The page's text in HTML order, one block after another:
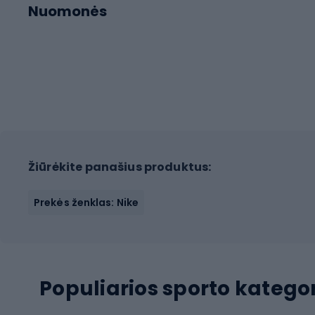
Nuomonės
Žiūrėkite panašius produktus:
Prekės ženklas: Nike
Populiarios sporto